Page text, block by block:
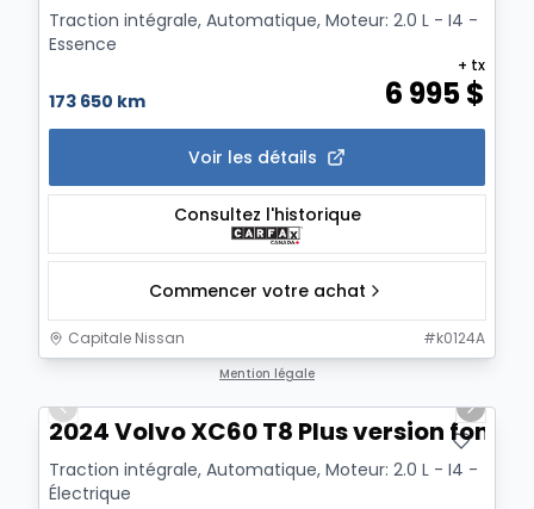
Traction intégrale, Automatique, Moteur: 2.0 L - I4 -
Essence
173 650 km 6 995$
+ tx
Voir les détails
Consultez l'historique
Commencer votre achat
Capitale Nissan #k0124A
Mention légale
Previous slide
Next
2024 Volvo XC60 T8 Plus version
Traction intégrale, Automatique, Moteur: 2.0 L - I4 -
Électrique